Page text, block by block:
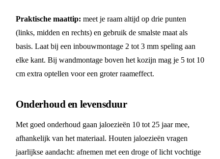
Praktische maattip: meet je raam altijd op drie punten
(links, midden en rechts) en gebruik de smalste maat als
basis. Laat bij een inbouwmontage 2 tot 3 mm speling aan
elke kant. Bij wandmontage boven het kozijn mag je 5 tot 10
cm extra optellen voor een groter raameffect.
Onderhoud en levensduur
Met goed onderhoud gaan jaloezieën 10 tot 25 jaar mee,
afhankelijk van het materiaal. Houten jaloezieën vragen
jaarlijkse aandacht: afnemen met een droge of licht vochtige